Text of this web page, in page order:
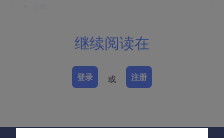
必须与以下情况区别 ：
继续阅读在
登录 或 注册